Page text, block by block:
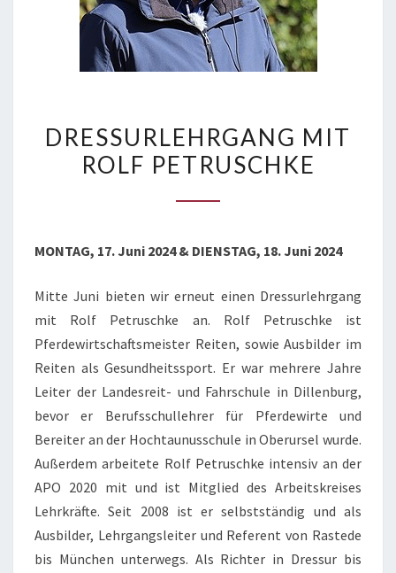
MIT
ROLF
DRESSURLEHRGANG MIT
ROLF PETRUSCHKE
MONTAG, 17. Juni 2024 & DIENSTAG, 18. Juni 2024
Mitte Juni bieten wir erneut einen Dressurlehrgang
mit Rolf Petruschke an. Rolf Petruschke ist
Pferdewirtschaftsmeister Reiten, sowie Ausbilder im
Reiten als Gesundheitssport. Er war mehrere Jahre
Leiter der Landesreit- und Fahrschule in Dillenburg,
bevor er Berufsschullehrer für Pferdewirte und
Bereiter an der Hochtaunusschule in Oberursel wurde.
Außerdem arbeitete Rolf Petruschke intensiv an der
APO 2020 mit und ist Mitglied des Arbeitskreises
Lehrkräfte. Seit 2008 ist er selbstständig und als
Ausbilder, Lehrgangsleiter und Referent von Rastede
bis München unterwegs. Als Richter in Dressur bis